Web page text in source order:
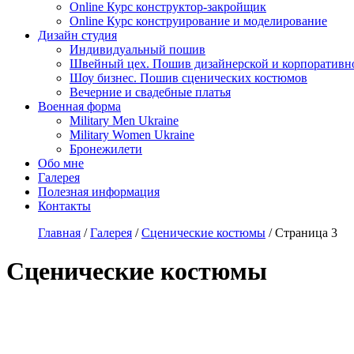
Online Курс конструктор-закройщик
Online Курс конструирование и моделирование
Дизайн студия
Индивидуальный пошив
Швейный цех. Пошив дизайнерской и
Шоу бизнес. Пошив сценических костюмов
Вечерние и свадебные платья
Военная форма
Military Men Ukraine
Military Women Ukraine
Бронежилети
Обо мне
Галерея
Полезная информация
Контакты
Главная /Галерея /Сценические костюмы /Страница 3
Сценические костюмы